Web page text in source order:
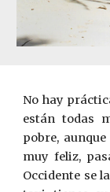
No hay
están todas
pobre,
muy feliz,
Occidente se